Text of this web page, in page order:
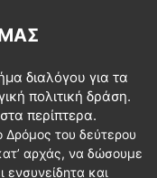
διαλόγου για τα
πολιτική δράση.
περίπτερα.
Δρόμος του δεύτερου
αρχάς, να δώσουμε
και